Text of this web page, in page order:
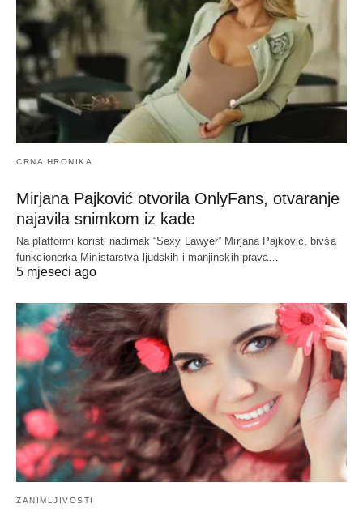
CRNA HRONIKA
Mirjana Pajković otvorila OnlyFans, otvaranje
najavila snimkom iz kade
Na platformi koristi nadimak “Sexy Lawyer” Mirjana Pajković, bivša
funkcionerka Ministarstva ljudskih i manjinskih prava…
5 mjeseci ago
ZANIMLJIVOSTI